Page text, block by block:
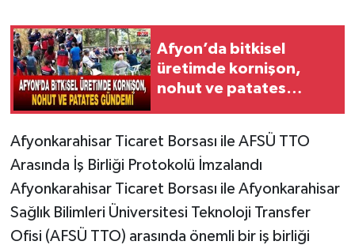
Afyon’da bitkisel
üretimde kornişon,
nohut ve patates
Afyonkarahisar Ticaret Borsası ile AFSÜ TTO
Arasında İş Birliği Protokolü İmzalandı
Afyonkarahisar Ticaret Borsası ile Afyonkarahisar
Sağlık Bilimleri Üniversitesi Teknoloji Transfer
Ofisi (AFSÜ TTO) arasında önemli bir iş birliği